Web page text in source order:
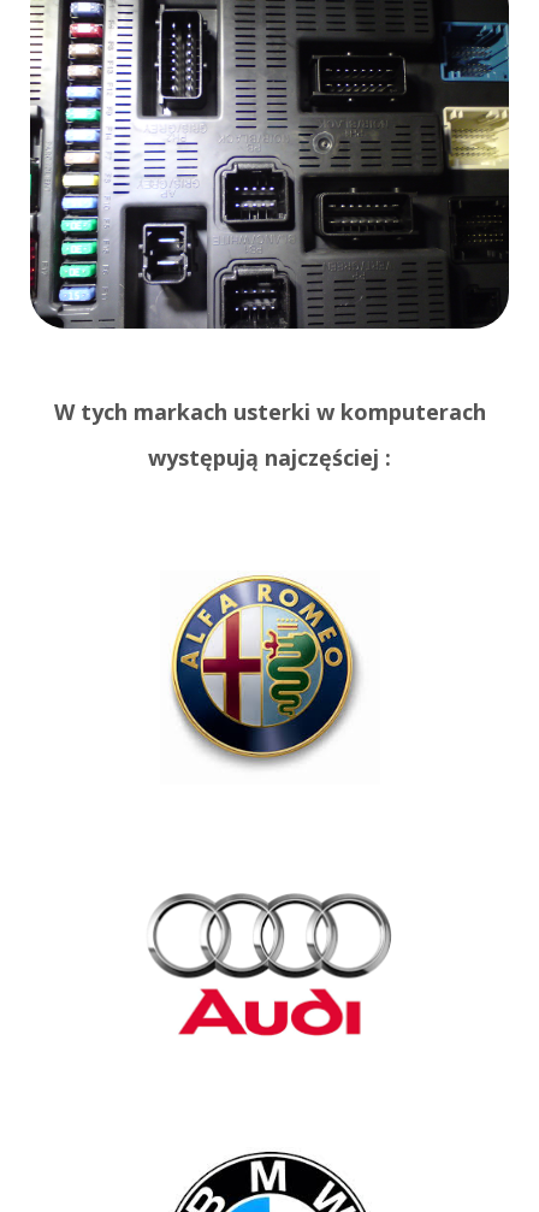
W tych markach usterki w komputerach
występują najczęściej :